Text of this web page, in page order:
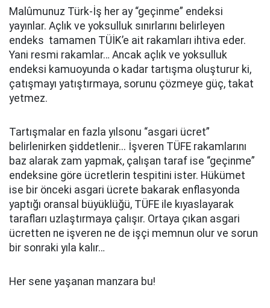
Malûmunuz Türk-İş her ay “geçinme” endeksi
yayınlar. Açlık ve yoksulluk sınırlarını belirleyen
endeks tamamen TÜİK’e ait rakamları ihtiva eder.
Yani resmi rakamlar… Ancak açlık ve yoksulluk
endeksi kamuoyunda o kadar tartışma oluşturur ki,
çatışmayı yatıştırmaya, sorunu çözmeye güç, takat
yetmez.
Tartışmalar en fazla yılsonu “asgari ücret”
belirlenirken şiddetlenir... İşveren TÜFE rakamlarını
baz alarak zam yapmak, çalışan taraf ise “geçinme”
endeksine göre ücretlerin tespitini ister. Hükümet
ise bir önceki asgari ücrete bakarak enflasyonda
yaptığı oransal büyüklüğü, TÜFE ile kıyaslayarak
tarafları uzlaştırmaya çalışır. Ortaya çıkan asgari
ücretten ne işveren ne de işçi memnun olur ve sorun
bir sonraki yıla kalır…
Her sene yaşanan manzara bu!